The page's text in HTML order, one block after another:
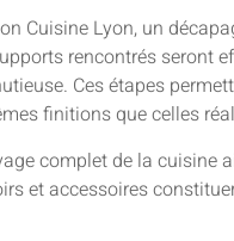
Cuisine Lyon, un
rencontrés seront
Ces étapes
finitions que celles
complet de la cuisine
et accessoires